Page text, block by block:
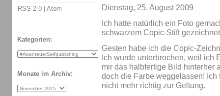
Dienstag, 25. August 2009
Ich hatte natürlich ein Foto
schwarzem Copic-Stift
Gesten habe ich die Copic-
Ich wurde unterbrochen, weil ich
mir das halbfertige Bild hinterher
doch die Farbe weggelassen!
nicht mehr richtig zur Geltung.
RSS 2.0 | Atom
Kategorien:
Monate im Archiv: